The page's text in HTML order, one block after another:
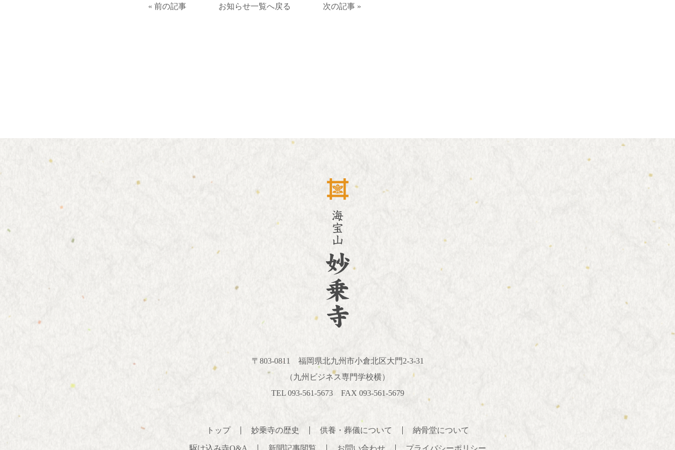
« 前の記事 お知らせ一覧へ戻る 次の記事 »
〒803-0811 福岡県北九州市小倉北区大門2-3-31
（九州ビジネス専門学校横）
TEL 093-561-5673 FAX 093-561-5679
トップ 妙乗寺の歴史 供養・葬儀について 納骨堂について